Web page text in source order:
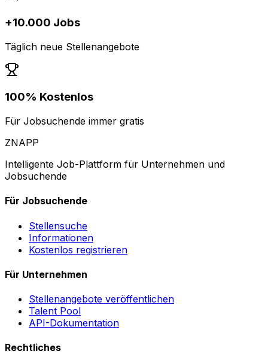
+10.000 Jobs
Täglich neue Stellenangebote
100% Kostenlos
Für Jobsuchende immer gratis
ZNAPP
Intelligente Job-Plattform für Unternehmen und
Jobsuchende
Für Jobsuchende
Stellensuche
Informationen
Kostenlos registrieren
Für Unternehmen
Stellenangebote veröffentlichen
Talent Pool
API-Dokumentation
Rechtliches